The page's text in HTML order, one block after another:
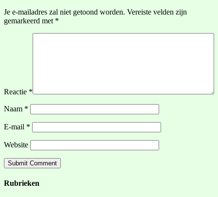
Je e-mailadres zal niet getoond worden. Vereiste velden zijn
gemarkeerd met *
Reactie *
Naam *
E-mail *
Website
Rubrieken